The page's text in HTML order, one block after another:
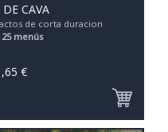
CAVA
de corta duracion
menús
€